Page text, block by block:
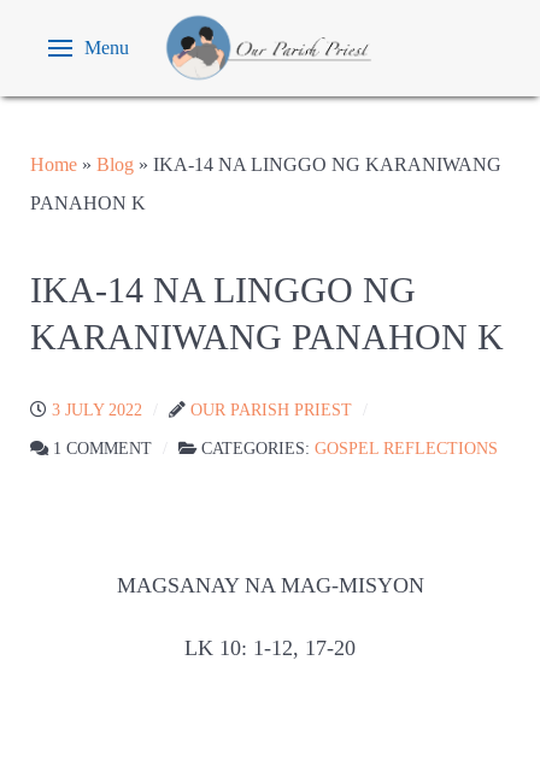
Menu
Home » Blog » IKA-14 NA LINGGO NG KARANIWANG
PANAHON K
IKA-14 NA LINGGO NG
KARANIWANG PANAHON K
3 JULY 2022 OUR PARISH PRIEST
1 COMMENT CATEGORIES: GOSPEL REFLECTIONS
MAGSANAY NA MAG-MISYON
LK 10: 1-12, 17-20